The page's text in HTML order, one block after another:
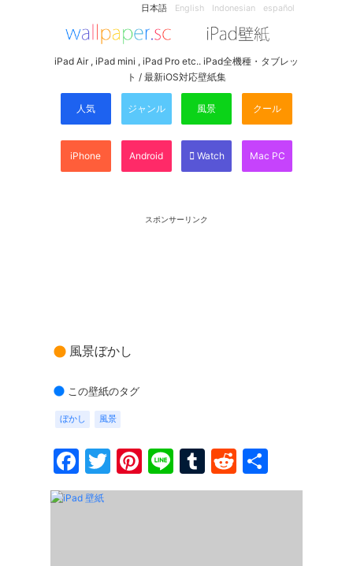
日本語 English Indonesian español
iPad Air , iPad mini , iPad Pro etc.. iPad全機種・タブレッ
ト / 最新iOS対応壁紙集
人気 ジャンル 風景 クール
iPhone Android Watch Mac PC
スポンサーリンク
風景ぼかし
この壁紙のタグ
ぼかし 風景
Facebook
Twitter
Pinterest
LineTumblr
Reddit
有